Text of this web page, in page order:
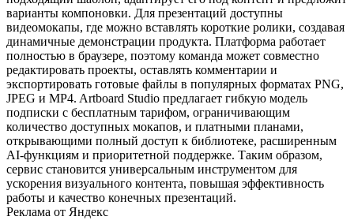
варианты компоновки. Для презентаций доступны
видеомокапы, где можно вставлять короткие ролики, создавая
динамичные демонстрации продукта. Платформа работает
полностью в браузере, поэтому команда может совместно
редактировать проекты, оставлять комментарии и
экспортировать готовые файлы в популярных форматах PNG,
JPEG и MP4. Artboard Studio предлагает гибкую модель
подписки с бесплатным тарифом, ограничивающим
количество доступных мокапов, и платными планами,
открывающими полный доступ к библиотеке, расширенным
AI‑функциям и приоритетной поддержке. Таким образом,
сервис становится универсальным инструментом для
ускорения визуального контента, повышая эффективность
работы и качество конечных презентаций.
Реклама от Яндекс